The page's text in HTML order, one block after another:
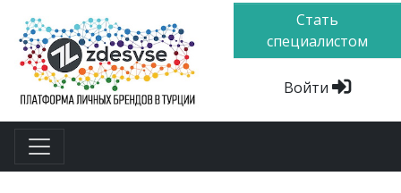
Стать
специалистом
Войти